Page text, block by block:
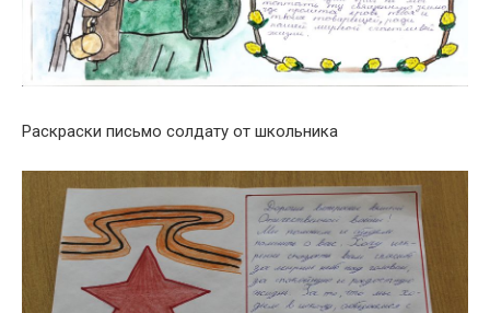
Раскраски письмо солдату от школьника